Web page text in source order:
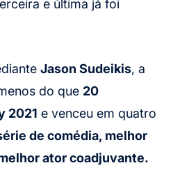
e última já foi
Jason Sudeikis, a
do que 20
2021 e venceu em quatro
de comédia, melhor
ator coadjuvante.